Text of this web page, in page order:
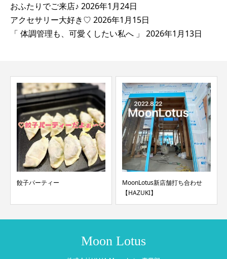
おふたりでご来店♪ 2026年1月24日
アクセサリー大好き♡ 2026年1月15日
「 体調管理も、可愛くしたい私へ 」 2026年1月13日
餃子パーティー
MoonLotus新店舗打ち合わせ
【HAZUKI】
Moon Lotus